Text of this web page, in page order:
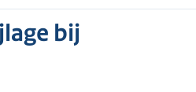
bij